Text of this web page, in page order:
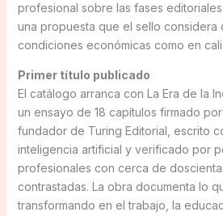
profesional sobre las fases
una propuesta que el sello considera
condiciones económicas como en
Primer título publicado
El catálogo arranca con La Era de la
un ensayo de 18 capítulos firmado
fundador de Turing Editorial, escrito
inteligencia artificial y verificado por
profesionales con cerca de
contrastadas. La obra documenta lo
transformando en el trabajo, la